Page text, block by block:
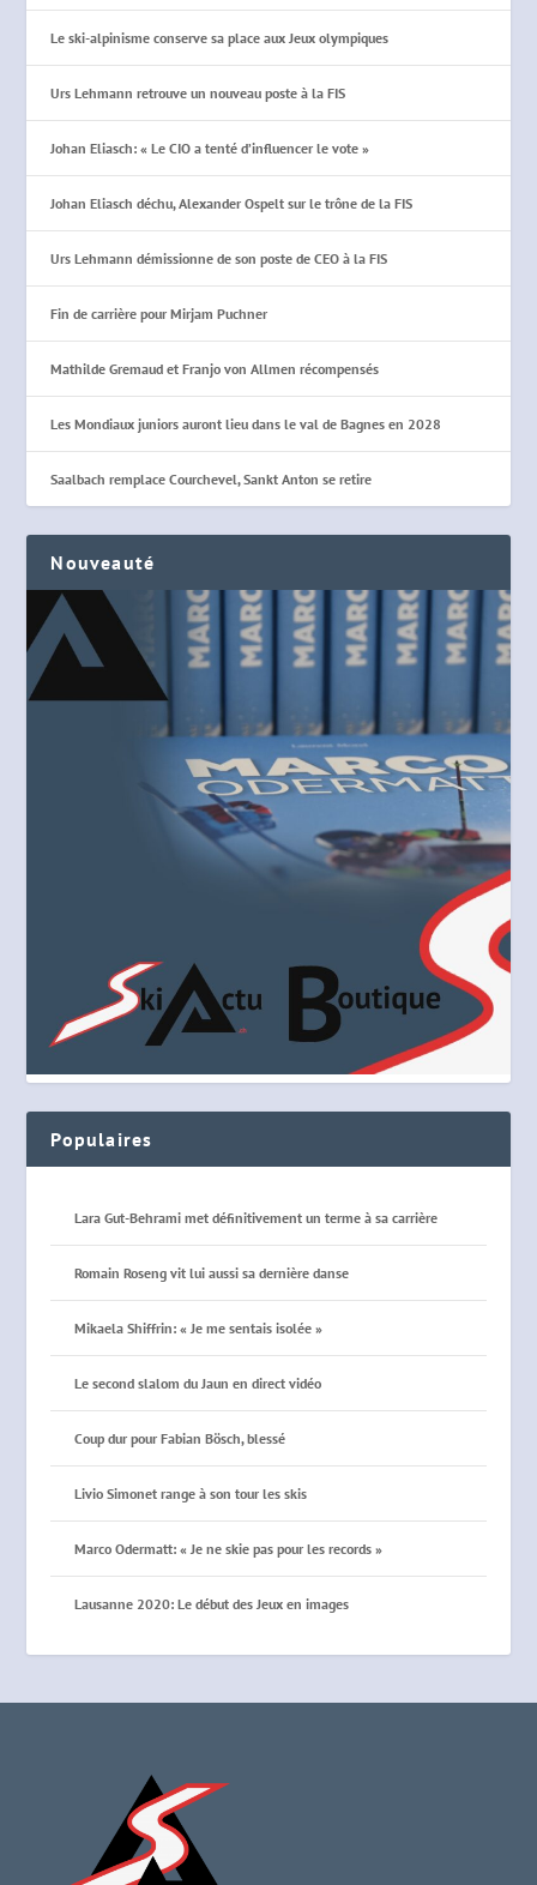
Le ski-alpinisme conserve sa place aux Jeux olympiques
Urs Lehmann retrouve un nouveau poste à la FIS
Johan Eliasch: « Le CIO a tenté d’influencer le vote »
Johan Eliasch déchu, Alexander Ospelt sur le trône de la FIS
Urs Lehmann démissionne de son poste de CEO à la FIS
Fin de carrière pour Mirjam Puchner
Mathilde Gremaud et Franjo von Allmen récompensés
Les Mondiaux juniors auront lieu dans le val de Bagnes en 2028
Saalbach remplace Courchevel, Sankt Anton se retire
Nouveauté
Populaires
Lara Gut-Behrami met définitivement un terme à sa carrière
Romain Roseng vit lui aussi sa dernière danse
Mikaela Shiffrin: « Je me sentais isolée »
Le second slalom du Jaun en direct vidéo
Coup dur pour Fabian Bösch, blessé
Livio Simonet range à son tour les skis
Marco Odermatt: « Je ne skie pas pour les records »
Lausanne 2020: Le début des Jeux en images